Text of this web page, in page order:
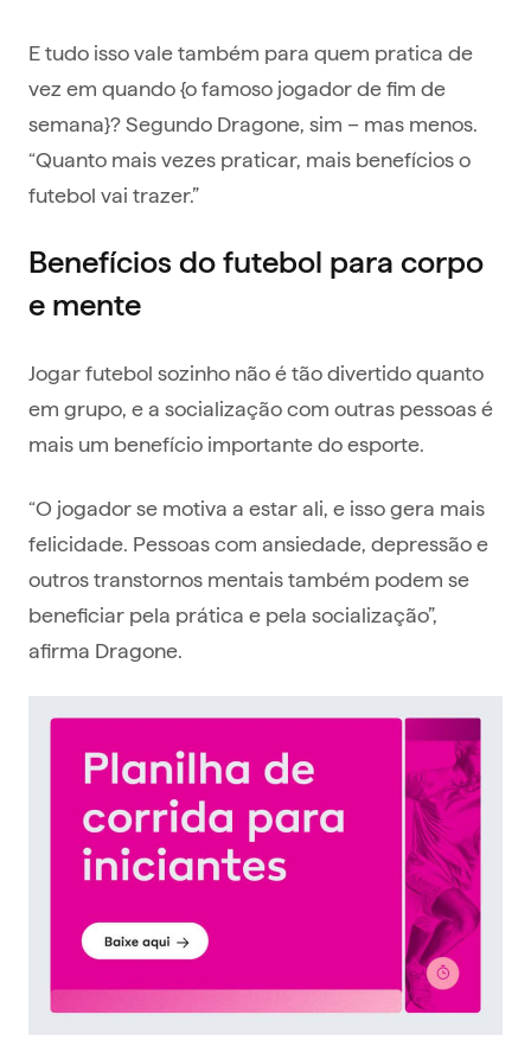
E tudo isso vale também para quem pratica de
vez em quando {o famoso jogador de fim de
semana}? Segundo Dragone, sim – mas menos.
“Quanto mais vezes praticar, mais benefícios o
futebol vai trazer.”
Benefícios do futebol para corpo
e mente
Jogar futebol sozinho não é tão divertido quanto
em grupo, e a socialização com outras pessoas é
mais um benefício importante do esporte.
“O jogador se motiva a estar ali, e isso gera mais
felicidade. Pessoas com ansiedade, depressão e
outros transtornos mentais também podem se
beneficiar pela prática e pela socialização”,
afirma Dragone.